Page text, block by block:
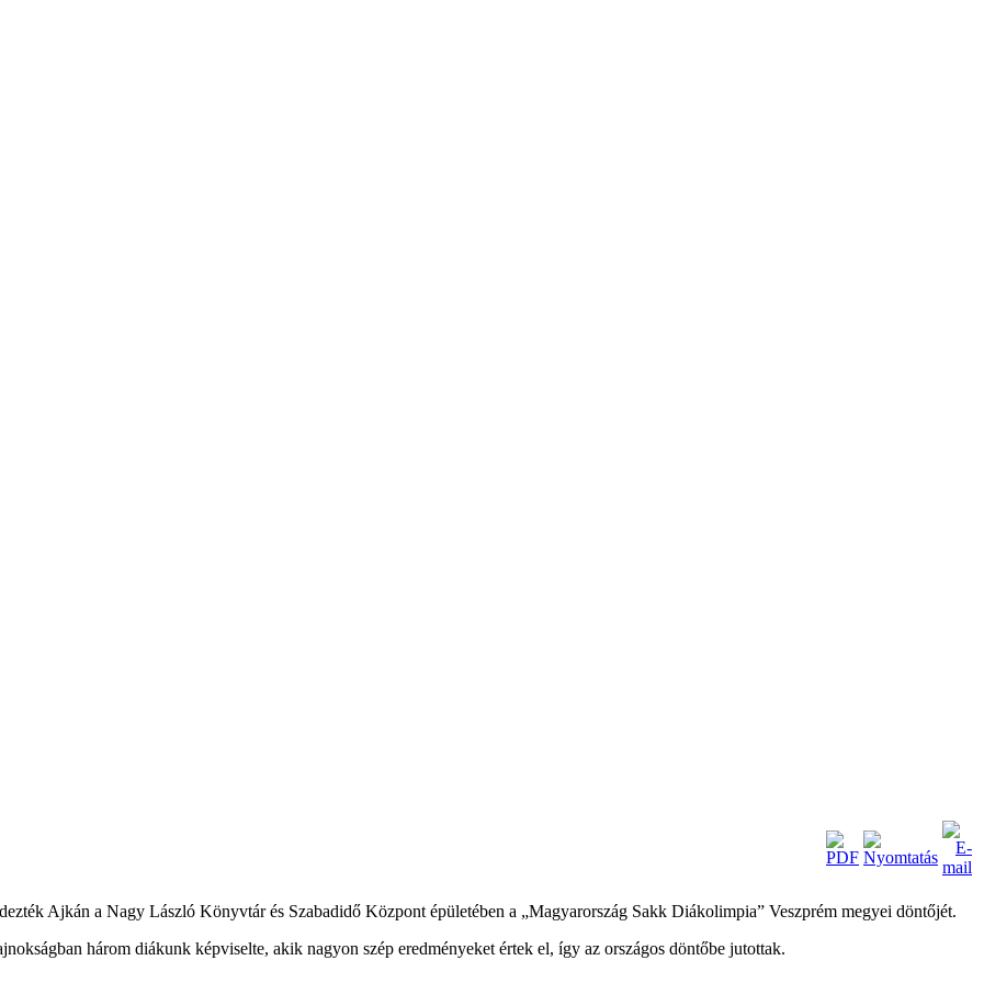
Ajkán a Nagy László Könyvtár és Szabadidő Központ épületében a „Magyarország Sakk Diákolimpia” Veszprém megyei döntőjét.
három diákunk képviselte, akik nagyon szép eredményeket értek el, így az országos döntőbe jutottak.